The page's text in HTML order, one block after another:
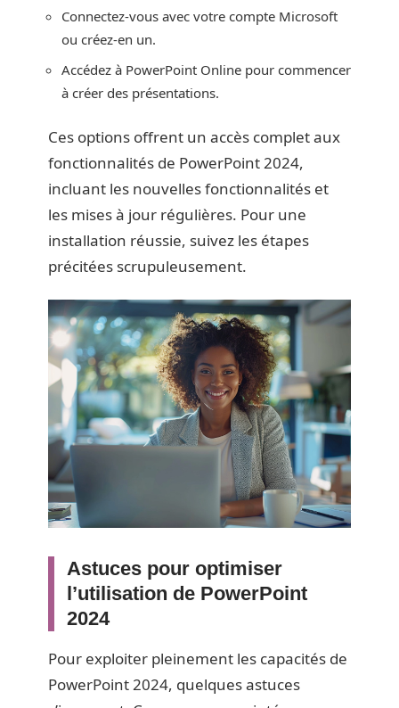
Connectez-vous avec votre compte Microsoft
ou créez-en un.
Accédez à PowerPoint Online pour commencer
à créer des présentations.
Ces options offrent un accès complet aux
fonctionnalités de PowerPoint 2024,
incluant les nouvelles fonctionnalités et
les mises à jour régulières. Pour une
installation réussie, suivez les étapes
précitées scrupuleusement.
Astuces pour optimiser
l’utilisation de PowerPoint
2024
Pour exploiter pleinement les capacités de
PowerPoint 2024, quelques astuces